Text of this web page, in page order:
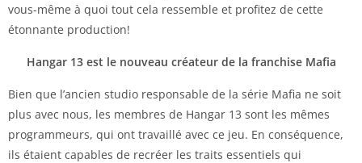
vous-même à quoi tout cela ressemble et profitez de cette
étonnante production!
Hangar 13 est le nouveau créateur de la franchise Mafia
Bien que l’ancien studio responsable de la série Mafia ne soit
plus avec nous, les membres de Hangar 13 sont les mêmes
programmeurs, qui ont travaillé avec ce jeu. En conséquence,
ils étaient capables de recréer les traits essentiels qui